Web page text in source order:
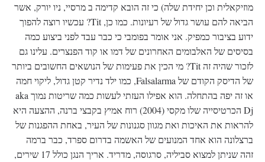
מוזיקאלית וכן יחידת שלה) כי זה הובא קדימה ב מרסיי, ניו יורק, אשר
הביאה להם עושר גדול של רעיונות. כמו כן, Tit? עכשיו רוצה להפוך
ידוע בציבור כמפיק. אני אומר בפומבי כי כבר עבד לפני ביצוע כמה
בסיסים של האלבומים האחרונים של דמו או קוד הפנצרים. עלינו גם
לזכור שהיה זה Tit? מי הכין את פעימות של הנושאים החשובים ביותר
של הדיסק הקודם של Falsalarma, כמו ילד נדיר קטן גדול, ליקוי חמה
או זה יפה בהתחלה. הוא אפילו העזתי לעשות כמה שריטות נמוך aka
Dj הכרטיסייה שלו מקסי (2004) רוח אמיץ בקבצי ברנה, ההצעה היא
להראות את האיכות ואת מגוון סגנונות של העיר, באחת ההפגנות של
ברצלונה הוא אחד המנועים של האשמה בדרום ספרד, כבר ברמה
זהה שניתן למצוא סביליה, סרגוסה, מדריד. אריך הנגן כולל 17 שירים,